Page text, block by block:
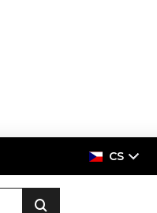
CS